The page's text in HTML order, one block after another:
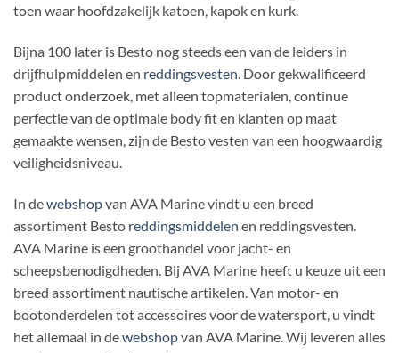
toen waar hoofdzakelijk katoen, kapok en kurk.
Bijna 100 later is Besto nog steeds een van de leiders in
drijfhulpmiddelen en reddingsvesten . Door gekwalificeerd
product onderzoek, met alleen topmaterialen, continue
perfectie van de optimale body fit en klanten op maat
gemaakte wensen, zijn de Besto vesten van een hoogwaardig
veiligheidsniveau.
In dewebshopvan AVA Marine vindt u een breed
assortiment Besto reddingsmiddelen en reddingsvesten.
AVA Marine is een groothandel voor jacht- en
scheepsbenodigdheden. Bij AVA Marine heeft u keuze uit een
breed assortiment nautische artikelen. Van motor- en
bootonderdelen tot accessoires voor de watersport, u vindt
het allemaal in dewebshopvan AVA Marine. Wij leveren alles